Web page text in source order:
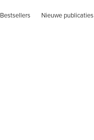
Bestsellers Nieuwe publicaties